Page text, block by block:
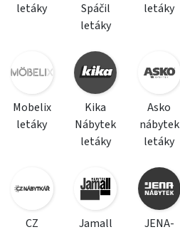
letáky
Spáčil
letáky
letáky
Mobelix
letáky
Kika
Nábytek
letáky
Asko
nábytek
letáky
CZ
Jamall
JENA-